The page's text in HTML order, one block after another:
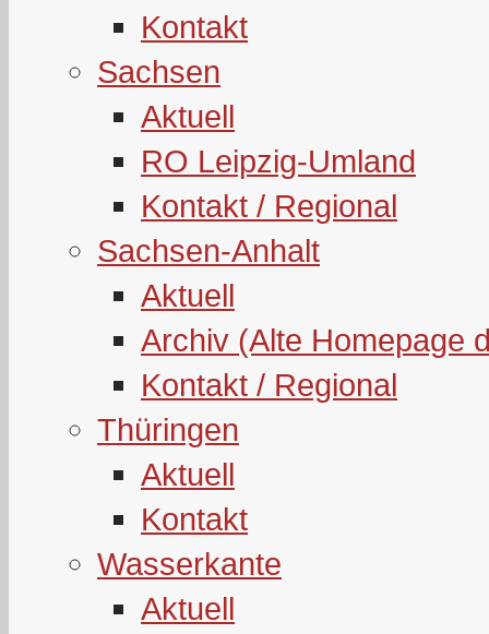
Kontakt
Sachsen
Aktuell
RO Leipzig-Umland
Kontakt / Regional
Sachsen-Anhalt
Aktuell
Archiv (Alte Homepage
Kontakt / Regional
Thüringen
Aktuell
Kontakt
Wasserkante
Aktuell